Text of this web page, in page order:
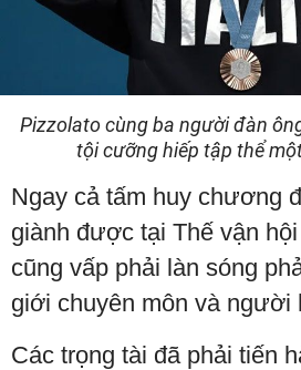
Pizzolato cùng ba người đàn
tội cưỡng hiếp tập thể
Ngay cả tấm huy chương
giành được tại Thế vận
cũng vấp phải làn sóng
giới chuyên môn và người
Các trọng tài đã phải tiến